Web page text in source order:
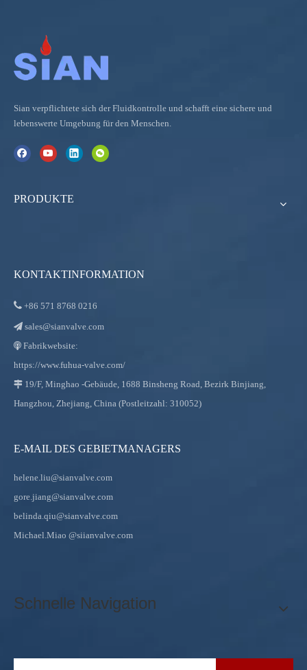
Sian verpflichtete sich der Fluidkontrolle und schafft eine sichere und
lebenswerte Umgebung für den Menschen.
PRODUKTE
KONTAKTINFORMATION
 +86 571 8768 0216
 sales@sianvalve.com
 Fabrikwebsite:
https://www.fuhua-valve.com/
 19/F, Minghao -Gebäude, 1688 Binsheng Road, Bezirk Binjiang,
Hangzhou, Zhejiang, China (Postleitzahl: 310052)
E-MAIL DES GEBIETMANAGERS
helene.liu@sianvalve.com
gore.jiang@sianvalve.com
belinda.qiu@sianvalve.com
Michael.Miao @siianvalve.com
Schnelle Navigation